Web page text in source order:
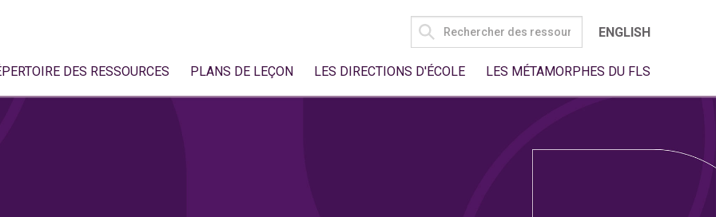
SEARCH
FOR:
ENGLISH
DES RESSOURCES PLANS DE LEÇON LES DIRECTIONS D'ÉCOLE LES MÉTAMORPHES DU FLS